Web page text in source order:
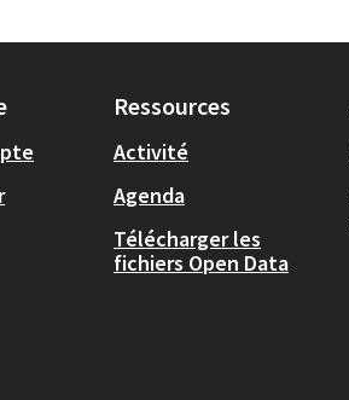
Ressources
Activité
Agenda
Télécharger les
fichiers Open Data